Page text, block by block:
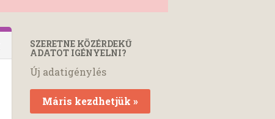
SZERETNE KÖZÉRDEKŰ
ADATOT IGÉNYELNI?
Új adatigénylés
Máris kezdhetjük »